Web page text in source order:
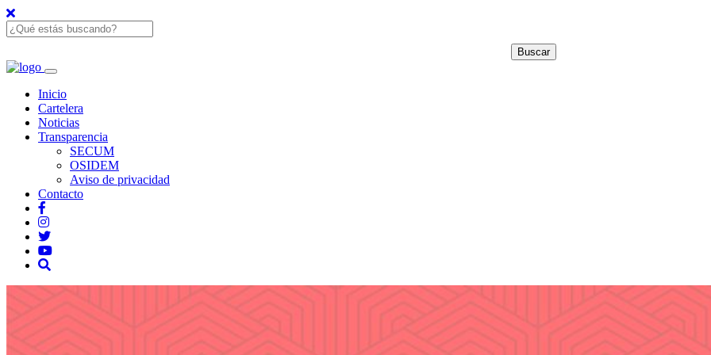
Inicio
Cartelera
Noticias
Transparencia
SECUM
OSIDEM
Aviso de privacidad
Contacto